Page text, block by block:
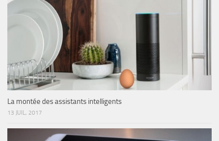
La montée des assistants intelligents
13 JUIL, 2017